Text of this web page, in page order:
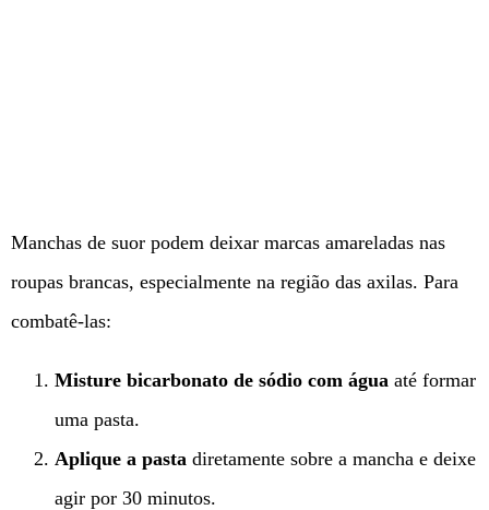
Manchas de suor podem deixar marcas amareladas nas
roupas brancas, especialmente na região das axilas. Para
combatê-las:
Misture bicarbonato de sódio com água até formar
uma pasta.
Aplique a pasta diretamente sobre a mancha e deixe
agir por 30 minutos.